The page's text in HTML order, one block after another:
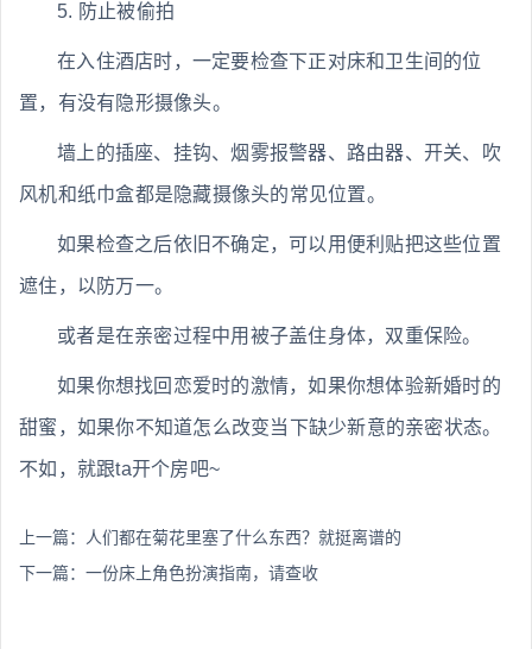
5. 防止被偷拍
在入住酒店时，一定要检查下正对床和卫生间的位
置，有没有隐形摄像头。
墙上的插座、挂钩、烟雾报警器、路由器、开关、吹
风机和纸巾盒都是隐藏摄像头的常见位置。
如果检查之后依旧不确定，可以用便利贴把这些位置
遮住，以防万一。
或者是在亲密过程中用被子盖住身体，双重保险。
如果你想找回恋爱时的激情，如果你想体验新婚时的
甜蜜，如果你不知道怎么改变当下缺少新意的亲密状态。
不如，就跟ta开个房吧~
上一篇： 人们都在菊花里塞了什么东西？就挺离谱的
下一篇： 一份床上角色扮演指南，请查收